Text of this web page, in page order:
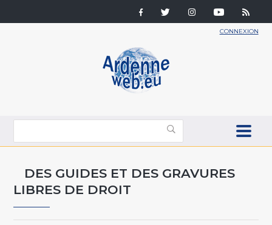
CONNEXION
DES GUIDES ET DES GRAVURES
LIBRES DE DROIT